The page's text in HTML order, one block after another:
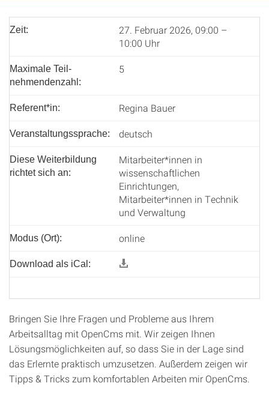
Zeit:
27. Februar 2026, 09:00 –
10:00 Uhr
Maximale Teil­
nehmenden­zahl:
5
Referent*in: Regina Bauer
Veranstaltungssprache: deutsch
Diese Weiterbildung
richtet sich an:
Mitarbeiter*innen in
wissenschaftlichen
Einrichtungen,
Mitarbeiter*innen in Technik
und Verwaltung
Modus (Ort): online
Download als iCal:
Bringen Sie Ihre Fragen und Probleme aus Ihrem
Arbeitsalltag mit OpenCms mit. Wir zeigen Ihnen
Lösungsmöglichkeiten auf, so dass Sie in der Lage sind
das Erlernte praktisch umzusetzen. Außerdem zeigen wir
Tipps & Tricks zum komfortablen Arbeiten mir OpenCms.